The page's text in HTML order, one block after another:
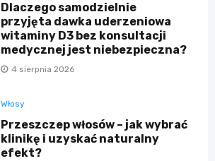
Dlaczego samodzielnie
przyjęta dawka uderzeniowa
witaminy D3 bez konsultacji
medycznej jest niebezpieczna?
4 sierpnia 2026
Włosy
Przeszczep włosów – jak wybrać
klinikę i uzyskać naturalny
efekt?